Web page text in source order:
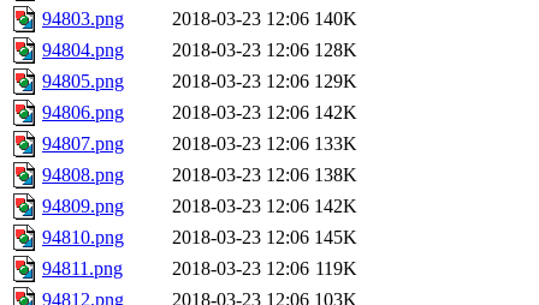
94803.png
2018-03-23 12:06 140K
94804.png
2018-03-23 12:06 128K
94805.png
2018-03-23 12:06 129K
94806.png
2018-03-23 12:06 142K
94807.png
2018-03-23 12:06 133K
94808.png
2018-03-23 12:06 138K
94809.png
2018-03-23 12:06 142K
94810.png
2018-03-23 12:06 145K
94811.png
2018-03-23 12:06 119K
94812.png
2018-03-23 12:06 103K